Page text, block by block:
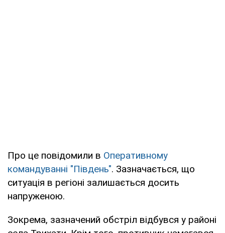
Про це повідомили в Оперативному
командуванні "Південь". Зазначається, що
ситуація в регіоні залишається досить
напруженою.
Зокрема, зазначений обстріл відбувся у районі